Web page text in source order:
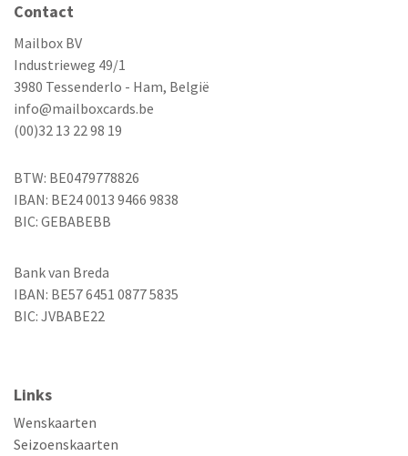
Contact
Mailbox BV
Industrieweg 49/1
3980 Tessenderlo - Ham, België
info@mailboxcards.be
(00)32 13 22 98 19
BTW: BE0479778826
IBAN: BE24 0013 9466 9838
BIC: GEBABEBB
Bank van Breda
IBAN: BE57 6451 0877 5835
BIC: JVBABE22
Links
Wenskaarten
Seizoenskaarten